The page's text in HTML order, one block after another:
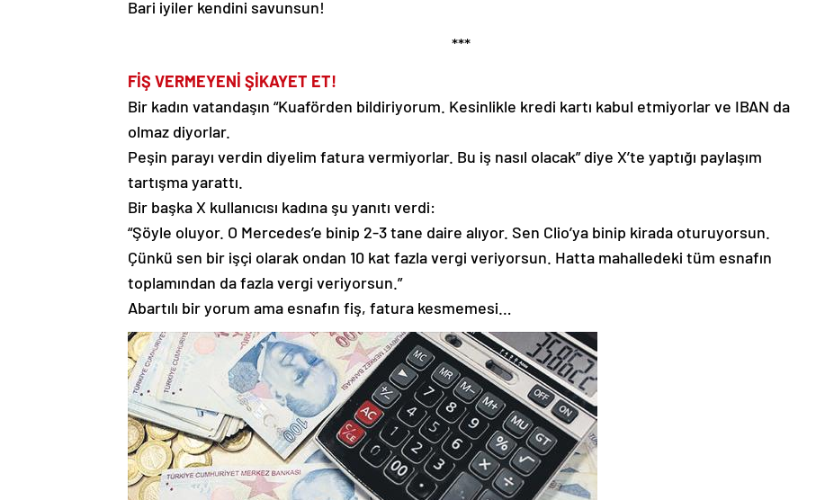
Bari iyiler kendini savunsun!
***
FİŞ VERMEYENİ ŞİKAYET ET!
Bir kadın vatandaşın “Kuaförden bildiriyorum. Kesinlikle kredi kartı kabul etmiyorlar ve IBAN da
olmaz diyorlar.
Peşin parayı verdin diyelim fatura vermiyorlar. Bu iş nasıl olacak” diye X’te yaptığı paylaşım
tartışma yarattı.
Bir başka X kullanıcısı kadına şu yanıtı verdi:
“Şöyle oluyor. O Mercedes’e binip 2-3 tane daire alıyor. Sen Clio’ya binip kirada oturuyorsun.
Çünkü sen bir işçi olarak ondan 10 kat fazla vergi veriyorsun. Hatta mahalledeki tüm esnafın
toplamından da fazla vergi veriyorsun.”
Abartılı bir yorum ama esnafın fiş, fatura kesmemesi…